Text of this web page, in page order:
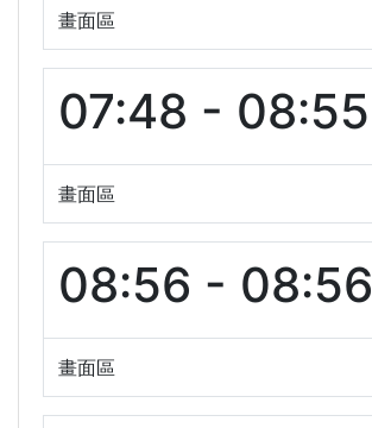
畫面區
07:48 - 08:55
畫面區
08:56 - 08:56
畫面區